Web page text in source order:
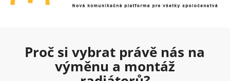
Proč si vybrat právě nás na
výměnu a montáž